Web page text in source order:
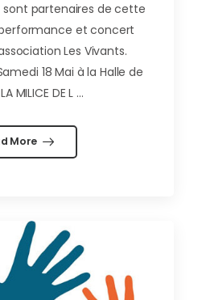
sont partenaires de cette
et concert
Les Vivants.
18 Mai à la Halle de
MILICE DE L ...
More